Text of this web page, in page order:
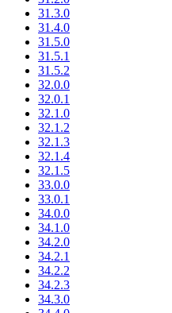
31.3.0
31.4.0
31.5.0
31.5.1
31.5.2
32.0.0
32.0.1
32.1.0
32.1.2
32.1.3
32.1.4
32.1.5
33.0.0
33.0.1
34.0.0
34.1.0
34.2.0
34.2.1
34.2.2
34.2.3
34.3.0